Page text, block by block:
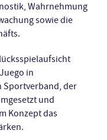
Wahrnehmung
sowie die
in
Sportverband, der
und
Konzept das